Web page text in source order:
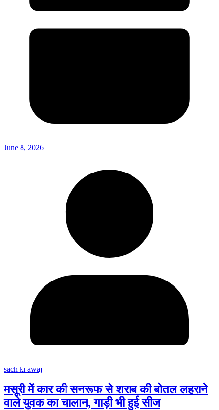
June 8, 2026
sach ki awaj
मसूरी में कार की सनरूफ से शराब की बोतल लहराने
वाले युवक का चालान, गाड़ी भी हुई सीज